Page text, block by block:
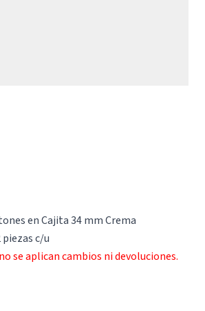
en Cajita 34 mm Crema
piezas c/u
se aplican cambios ni devoluciones.